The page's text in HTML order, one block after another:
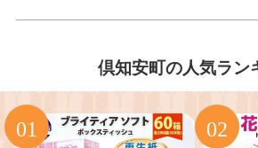
倶知安町の人気ラン